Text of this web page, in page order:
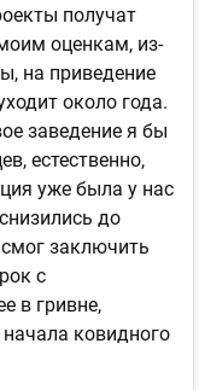
получат
оценкам, из-
на приведение
около года.
заведение я бы
естественно,
уже была у нас
до
заключить
с
в гривне,
ковидного